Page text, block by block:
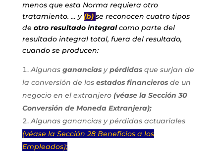
menos que esta Norma requiera otro
tratamiento. … y(b) se reconocen cuatro tipos
de otro resultado integralcomo parte del
resultado integral total, fuera del resultado,
cuando se producen:
Algunas ganancias ypérdidas que surjan de
la conversión de los estados financieros de un
negocio en el extranjero (véase la Sección 30
Conversión de Moneda Extranjera);
Algunas ganancias y pérdidas actuariales
(véase la Sección 28 Beneficios a los
Empleados);